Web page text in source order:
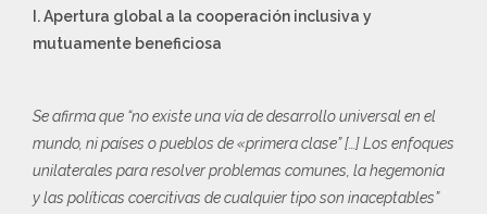
I. Apertura global a la cooperación inclusiva y
mutuamente beneficiosa
Se afirma que “no existe una vía de desarrollo universal en el
mundo, ni países o pueblos de «primera clase” […] Los enfoques
unilaterales para resolver problemas comunes, la hegemonía
y las políticas coercitivas de cualquier tipo son inaceptables”